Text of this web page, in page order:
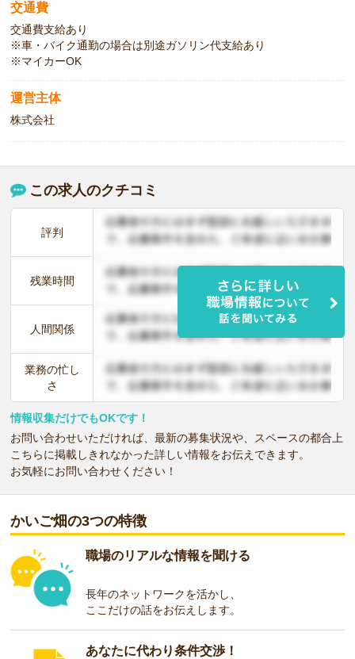
交通費
交通費支給あり
※車・バイク通勤の場合は別途ガソリン代支給あり
※マイカーOK
運営主体
株式会社
この求人のクチコミ
評判
残業時間
人間関係
業務の忙し
さ
情報収集だけでもOKです！
お問い合わせいただければ、最新の募集状況や、スペースの都合上
こちらに掲載しきれなかった詳しい情報をお伝えできます。
お気軽にお問い合わせください！
かいご畑の3つの特徴
職場のリアルな情報を聞ける
長年のネットワークを活かし、
ここだけの話をお伝えします。
あなたに代わり条件交渉！